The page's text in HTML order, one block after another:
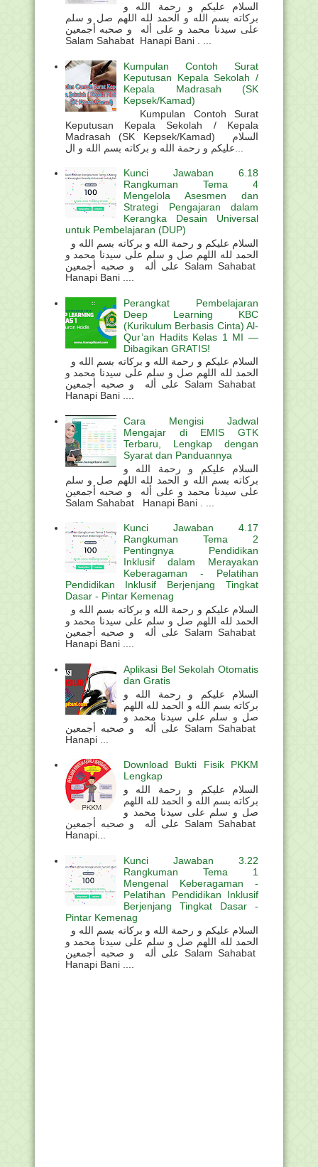
السلام عليكم و رحمة الله و
بركاته بسم الله و الحمد لله اللهم صل و سلم
على سيدنا محمد و على أله و صحبه أجمعين
Salam Sahabat Hanapi Bani . ...
Kumpulan Contoh Surat
Keputusan Kepala Sekolah /
Kepala Madrasah (SK
Kepsek/Kamad)
Kumpulan Contoh Surat
Keputusan Kepala Sekolah / Kepala
Madrasah (SK Kepsek/Kamad) السلام
Kunci Jawaban 6.18
Rangkuman Tema 4
Mengelola Asesmen dan
Strategi Pengajaran dalam
Kerangka Desain Universal
untuk Pembelajaran (DUP)
الحمد لله اللهم صل و سلم على سيدنا محمد و
على أله و صحبه أجمعين Salam Sahabat
Hanapi Bani ....
Perangkat Pembelajaran
Deep Learning KBC
(Kurikulum Berbasis Cinta) Al-
Qur’an Hadits Kelas 1 MI —
Dibagikan GRATIS!
الحمد لله اللهم صل و سلم على سيدنا محمد و
على أله و صحبه أجمعين Salam Sahabat
Hanapi Bani ....
Cara Mengisi Jadwal
Mengajar di EMIS GTK
Terbaru, Lengkap dengan
Syarat dan Panduannya
السلام عليكم و رحمة الله و
بركاته بسم الله و الحمد لله اللهم صل و سلم
على سيدنا محمد و على أله و صحبه أجمعين
Salam Sahabat Hanapi Bani . ...
Kunci Jawaban 4.17
Rangkuman Tema 2
Pentingnya Pendidikan
Inklusif dalam Merayakan
Keberagaman - Pelatihan
Pendidikan Inklusif Berjenjang Tingkat
Dasar - Pintar Kemenag
الحمد لله اللهم صل و سلم على سيدنا محمد و
على أله و صحبه أجمعين Salam Sahabat
Hanapi Bani ....
Aplikasi Bel Sekolah Otomatis
dan Gratis
السلام عليكم و رحمة الله و
بركاته بسم الله و الحمد لله اللهم
صل و سلم على سيدنا محمد و
على أله و صحبه أجمعين Salam Sahabat
Hanapi ...
Download Bukti Fisik PKKM
Lengkap
السلام عليكم و رحمة الله و
بركاته بسم الله و الحمد لله اللهم
صل و سلم على سيدنا محمد و
على أله و صحبه أجمعين Salam Sahabat
Hanapi...
Kunci Jawaban 3.22
Rangkuman Tema 1
Mengenal Keberagaman -
Pelatihan Pendidikan Inklusif
Berjenjang Tingkat Dasar -
Pintar Kemenag
الحمد لله اللهم صل و سلم على سيدنا محمد و
على أله و صحبه أجمعين Salam Sahabat
Hanapi Bani ....